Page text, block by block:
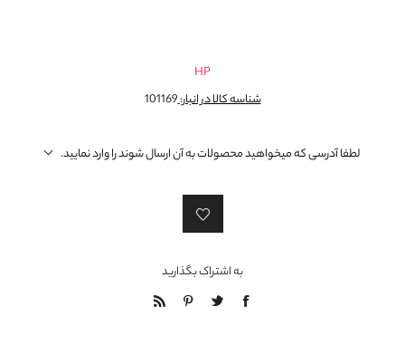
HP
شناسه کالا در انبار:101169
لطفا آدرسی که میخواهید محصولات به آن ارسال شوند را وارد نمایید.
به اشتراک بگذارید